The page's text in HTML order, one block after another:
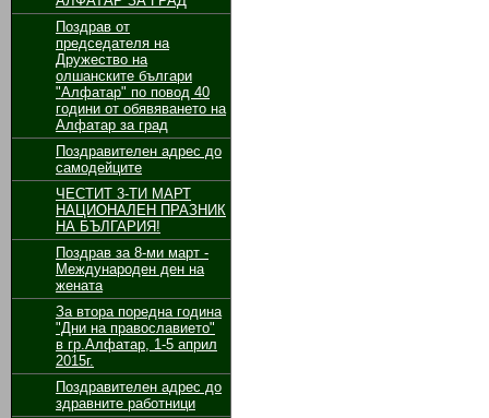
Поздрав от
председателя на
Дружество на
олшанските българи
"Алфатар" по повод 40
години от обявяването на
Алфатар за град
Поздравителен адрес до
самодейците
ЧЕСТИТ 3-ТИ МАРТ
НАЦИОНАЛЕН ПРАЗНИК
НА БЪЛГАРИЯ!
Поздрав за 8-ми март -
Международен ден на
жената
За втора поредна година
"Дни на православието"
в гр.Алфатар, 1-5 април
2015г.
Поздравителен адрес до
здравните работници